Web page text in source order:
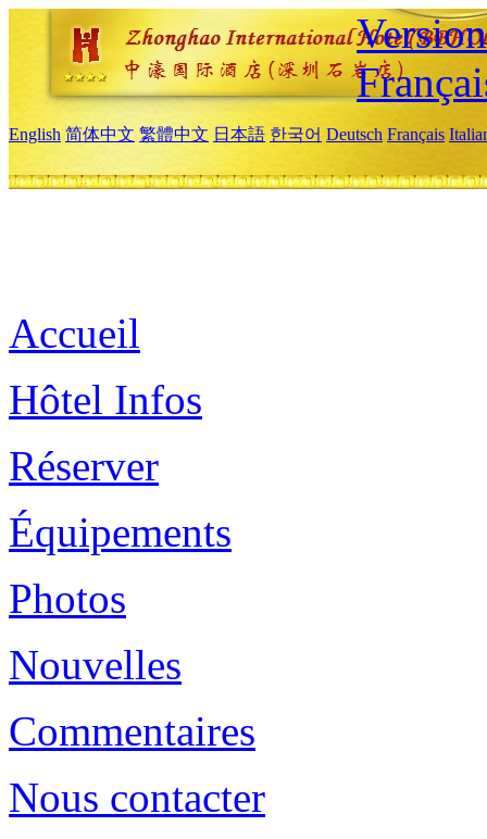
English 简体中文 繁體中文 日本語 한국어 Deutsch Français
Accueil
Hôtel Infos
Réserver
Équipements
Photos
Nouvelles
Commentaires
Nous contacter